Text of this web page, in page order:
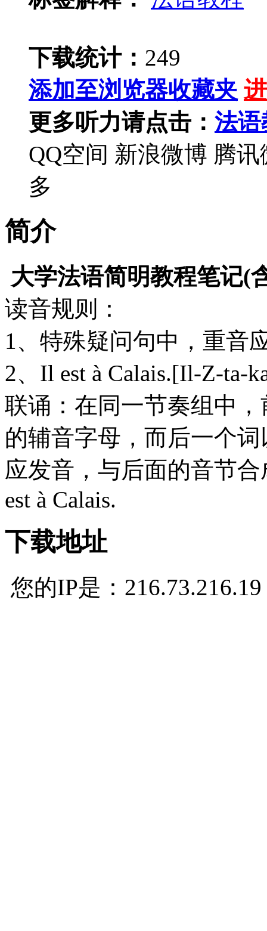
下载统计： 249
添加至浏览器收藏夹
更多听力请点击： 法语
QQ空间 新浪微博 腾讯
多
简介
大学法语简明教程笔记(
读音规则：
1、特殊疑问句中，重音
2、Il est à Calais.[Il-Z-ta-
联诵：在同一节奏组中
的辅音字母，而后一个
应发音，与后面的音节
est à Calais.
下载地址
您的IP是：